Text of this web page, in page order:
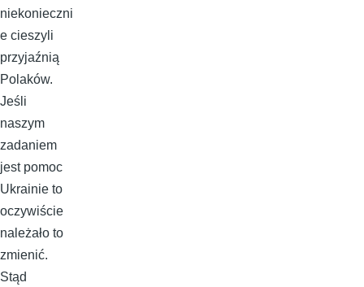
niekonieczni
e cieszyli
przyjaźnią
Polaków.
Jeśli
naszym
zadaniem
jest pomoc
Ukrainie to
oczywiście
należało to
zmienić.
Stąd